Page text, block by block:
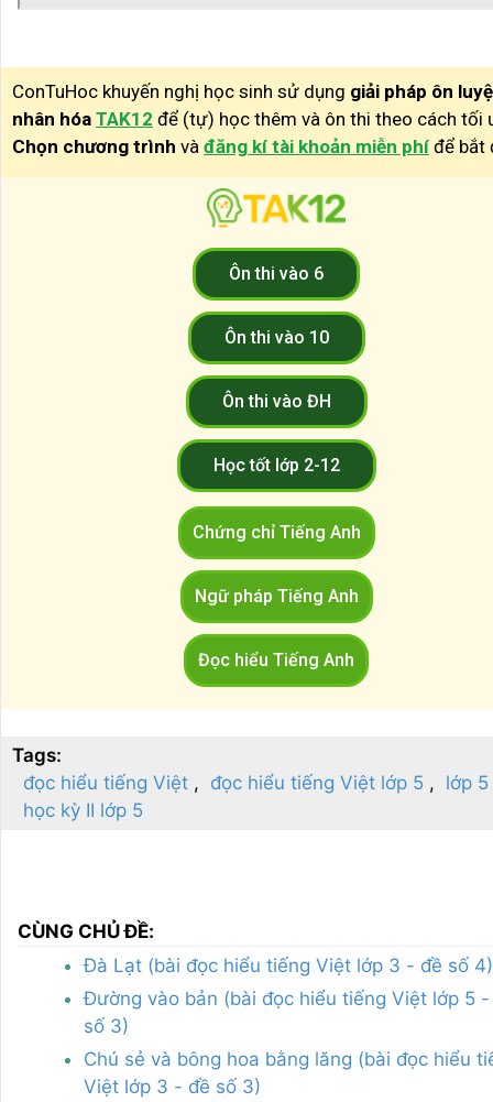
ConTuHoc khuyến nghị học sinh sử dụng giải pháp ôn
nhân hóa TAK12 để (tự) học thêm và ôn thi theo cách tối
Chọn chương trình và đăng kí tài khoản miễn phí để bắt
Ôn thi vào 6
Ôn thi vào 10
Ôn thi vào ĐH
Học tốt lớp 2-12
Chứng chỉ Tiếng Anh
Ngữ pháp Tiếng Anh
Đọc hiểu Tiếng Anh
Tags:
đọc hiểu tiếng Việt
đọc hiểu tiếng Việt lớp 5
lớp 5
học kỳ II lớp 5
CÙNG CHỦ ĐỀ:
Đà Lạt (bài đọc hiểu tiếng Việt lớp 3 - đề số 4)
Đường vào bản (bài đọc hiểu tiếng Việt lớp 5
số 3)
Chú sẻ và bông hoa bằng lăng (bài đọc hiểu
Việt lớp 3 - đề số 3)